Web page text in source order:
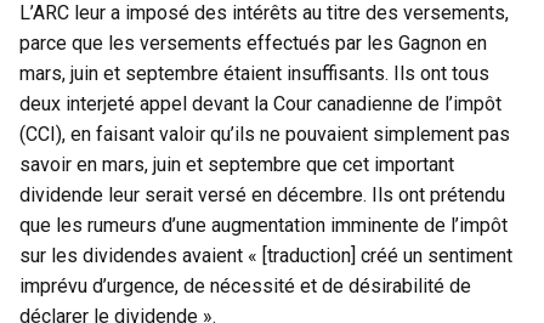
L’ARC leur a imposé des intérêts au titre des versements,
parce que les versements effectués par les Gagnon en
mars, juin et septembre étaient insuffisants. Ils ont tous
deux interjeté appel devant la Cour canadienne de l’impôt
(CCI), en faisant valoir qu’ils ne pouvaient simplement pas
savoir en mars, juin et septembre que cet important
dividende leur serait versé en décembre. Ils ont prétendu
que les rumeurs d’une augmentation imminente de l’impôt
sur les dividendes avaient « [traduction] créé un sentiment
imprévu d’urgence, de nécessité et de désirabilité de
déclarer le dividende ».